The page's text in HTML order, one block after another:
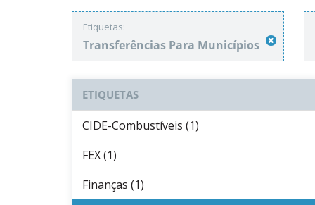
Etiquetas:
Transferências Para Municípios
ETIQUETAS
CIDE-Combustíveis (1)
FEX (1)
Finanças (1)